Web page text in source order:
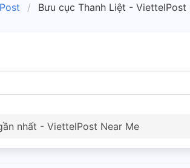
Bưu cục Thanh Liệt - ViettelPost
nhất - ViettelPost Near Me